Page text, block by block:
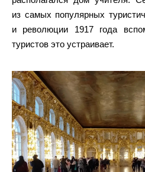
из самых популярных
и революции 1917 года
туристов это устраивает.